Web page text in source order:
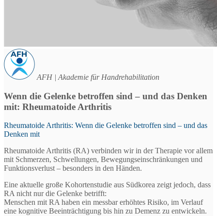
AFH | Akademie für Handrehabilitation
Wenn die Gelenke betroffen sind – und das Denken
mit: Rheumatoide Arthritis
Rheumatoide Arthritis: Wenn die Gelenke betroffen sind – und das
Denken mit
Rheumatoide Arthritis (RA) verbinden wir in der Therapie vor allem
mit Schmerzen, Schwellungen, Bewegungseinschränkungen und
Funktionsverlust – besonders in den Händen.
Eine aktuelle große Kohortenstudie aus Südkorea zeigt jedoch, dass
RA nicht nur die Gelenke betrifft:
Menschen mit RA haben ein messbar erhöhtes Risiko, im Verlauf
eine kognitive Beeinträchtigung bis hin zu Demenz zu entwickeln.